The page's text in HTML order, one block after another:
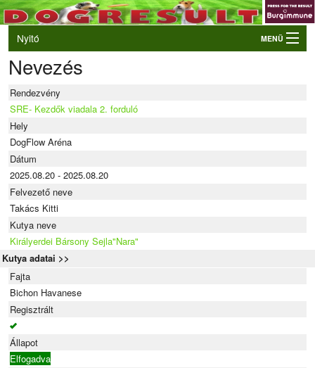
Nyitó MENÜ
Belépés
VB és EO válogatók
Élő eredmények
Rendezvények
Kutyák
Nevezés
Rendezvény
SRE- Kezdők viadala 2. forduló
Hely
DogFlow Aréna
Dátum
2025.08.20 - 2025.08.20
Felvezető neve
Takács Kitti
Kutya neve
Királyerdei Bársony Sejla"Nara"
Kutya adatai >>
Fajta
Bichon Havanese
Regisztrált
Állapot
Elfogadva